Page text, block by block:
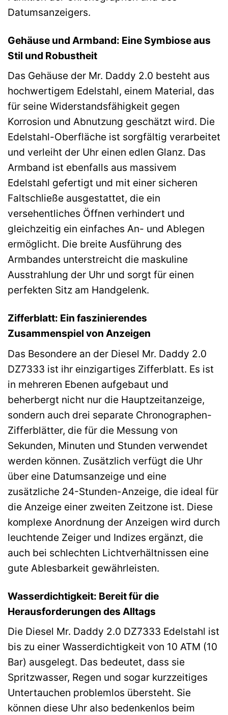
Datumsanzeigers.
Gehäuse und Armband: Eine Symbiose aus
Stil und Robustheit
Das Gehäuse der Mr. Daddy 2.0 besteht aus
hochwertigem Edelstahl, einem Material, das
für seine Widerstandsfähigkeit gegen
Korrosion und Abnutzung geschätzt wird. Die
Edelstahl-Oberfläche ist sorgfältig verarbeitet
und verleiht der Uhr einen edlen Glanz. Das
Armband ist ebenfalls aus massivem
Edelstahl gefertigt und mit einer sicheren
Faltschließe ausgestattet, die ein
versehentliches Öffnen verhindert und
gleichzeitig ein einfaches An- und Ablegen
ermöglicht. Die breite Ausführung des
Armbandes unterstreicht die maskuline
Ausstrahlung der Uhr und sorgt für einen
perfekten Sitz am Handgelenk.
Zifferblatt: Ein faszinierendes
Zusammenspiel von Anzeigen
Das Besondere an der Diesel Mr. Daddy 2.0
DZ7333 ist ihr einzigartiges Zifferblatt. Es ist
in mehreren Ebenen aufgebaut und
beherbergt nicht nur die Hauptzeitanzeige,
sondern auch drei separate Chronographen-
Zifferblätter, die für die Messung von
Sekunden, Minuten und Stunden verwendet
werden können. Zusätzlich verfügt die Uhr
über eine Datumsanzeige und eine
zusätzliche 24-Stunden-Anzeige, die ideal für
die Anzeige einer zweiten Zeitzone ist. Diese
komplexe Anordnung der Anzeigen wird durch
leuchtende Zeiger und Indizes ergänzt, die
auch bei schlechten Lichtverhältnissen eine
gute Ablesbarkeit gewährleisten.
Wasserdichtigkeit: Bereit für die
Herausforderungen des Alltags
Die Diesel Mr. Daddy 2.0 DZ7333 Edelstahl ist
bis zu einer Wasserdichtigkeit von 10 ATM (10
Bar) ausgelegt. Das bedeutet, dass sie
Spritzwasser, Regen und sogar kurzzeitiges
Untertauchen problemlos übersteht. Sie
können diese Uhr also bedenkenlos beim